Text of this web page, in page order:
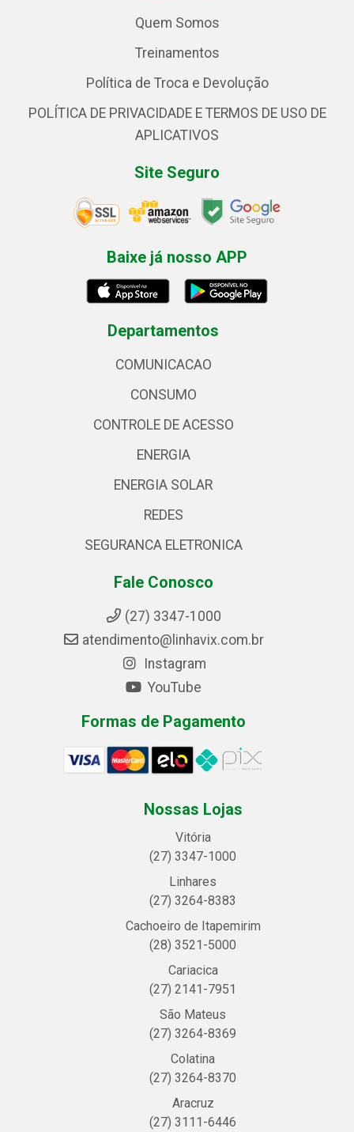
Quem Somos
Treinamentos
Política de Troca e Devolução
POLÍTICA DE PRIVACIDADE E TERMOS DE USO DE
APLICATIVOS
Site Seguro
Baixe já nosso APP
Departamentos
COMUNICACAO
CONSUMO
CONTROLE DE ACESSO
ENERGIA
ENERGIA SOLAR
REDES
SEGURANCA ELETRONICA
Fale Conosco
(27) 3347-1000
atendimento@linhavix.com.br
Instagram
YouTube
Formas de Pagamento
Nossas Lojas
Vitória
(27) 3347-1000
Linhares
(27) 3264-8383
Cachoeiro de Itapemirim
(28) 3521-5000
Cariacica
(27) 2141-7951
São Mateus
(27) 3264-8369
Colatina
(27) 3264-8370
Aracruz
(27) 3111-6446